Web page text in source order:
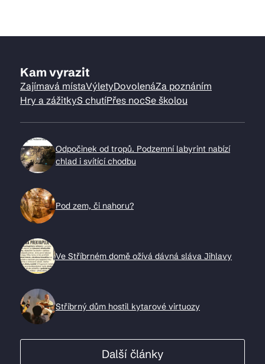
Kam vyrazit
Zajímavá místaVýletyDovolenáZa poznáním
Hry a zážitkyS chutíPřes nocSe školou
Odpočinek od tropů. Podzemní labyrint nabízí
chlad i svítící chodbu
Pod zem, či nahoru?
Ve Stříbrném domě ožívá dávná sláva Jihlavy
Stříbrný dům hostil kytarové virtuozy
Další články